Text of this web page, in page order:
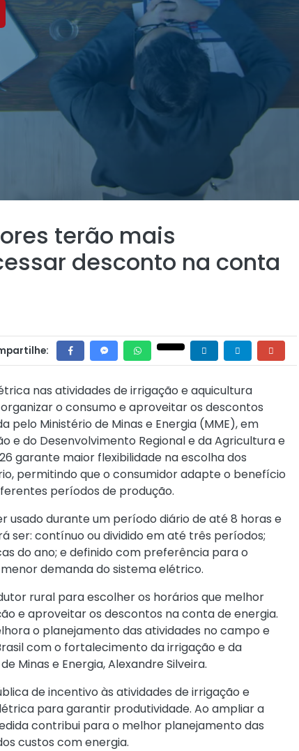
terão mais
desconto na conta
nas atividades de irrigação e aquicultura
o consumo e aproveitar os descontos
pelo Ministério de Minas e Energia (MME), em
e do Desenvolvimento Regional e da Agricultura e
garante maior flexibilidade na escolha dos
permitindo que o consumidor adapte o benefício
períodos de produção.
usado durante um período diário de até 8 horas e
ser: contínuo ou dividido em até três períodos;
do ano; e definido com preferência para o
demanda do sistema elétrico.
rural para escolher os horários que melhor
e aproveitar os descontos na conta de energia.
o planejamento das atividades no campo e
com o fortalecimento da irrigação e da
Minas e Energia, Alexandre Silveira.
de incentivo às atividades de irrigação e
para garantir produtividade. Ao ampliar a
contribui para o melhor planejamento das
custos com energia.